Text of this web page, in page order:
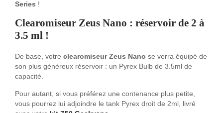
Series !
Clearomiseur Zeus Nano : réservoir de 2 à
3.5 ml !
De base, votre clearomiseur Zeus Nano se verra équipé de
son plus généreux réservoir : un Pyrex Bulb de 3.5ml de
capacité.
Pour autant, si vous préférez une contenance plus petite,
vous pourrez lui adjoindre le tank Pyrex droit de 2ml, livré